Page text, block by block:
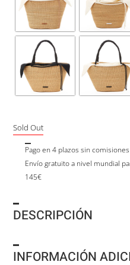
Sold Out
Pago en 4 plazos sin
Envío gratuito a nivel mundial
145€
DESCRIPCIÓN
INFORMACIÓN